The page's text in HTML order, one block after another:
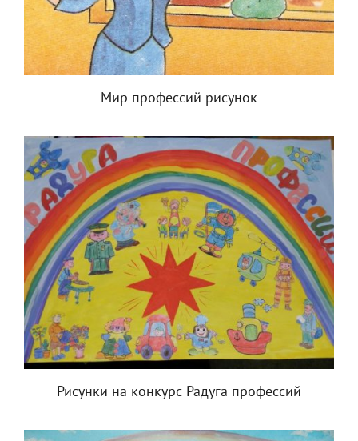
Мир профессий рисунок
Рисунки на конкурс Радуга профессий